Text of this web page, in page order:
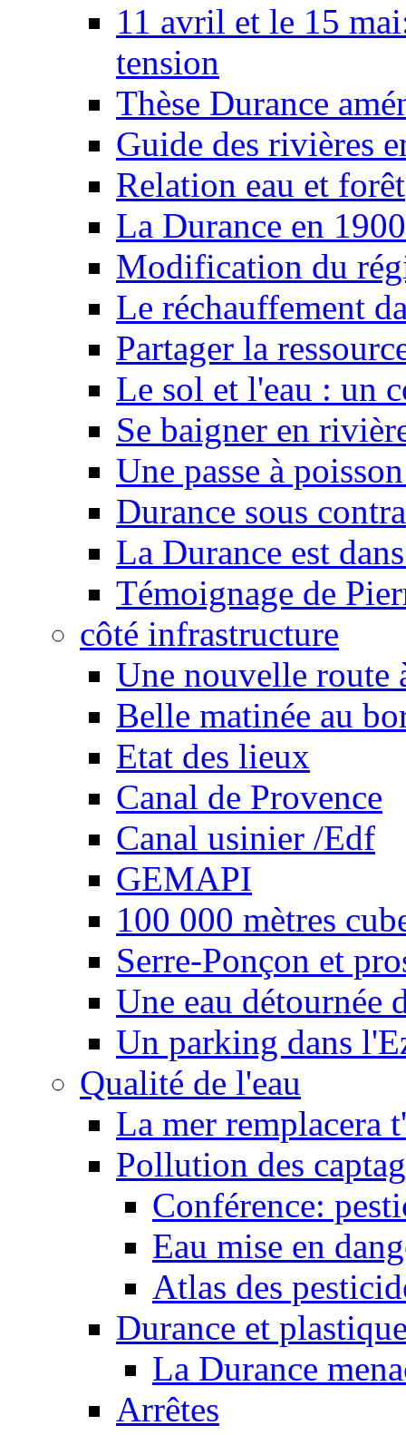
11 avril et le 15
tension
Thèse Durance
Guide des rivières
Relation eau et forêt
La Durance en 1900
Modification du
Le réchauffement
Partager la
Le sol et l'eau : un
Se baigner en
Une passe à
Durance sous
La Durance est
Témoignage de
côté infrastructure
Une nouvelle route
Belle matinée au
Etat des lieux
Canal de Provence
Canal usinier /Edf
GEMAPI
100 000 mètres
Serre-Ponçon et
Une eau détournée
Un parking dans
Qualité de l'eau
La mer remplacera
Pollution des
Conférence:
Eau mise en
Atlas des
Durance et
La Durance
Arrêtes